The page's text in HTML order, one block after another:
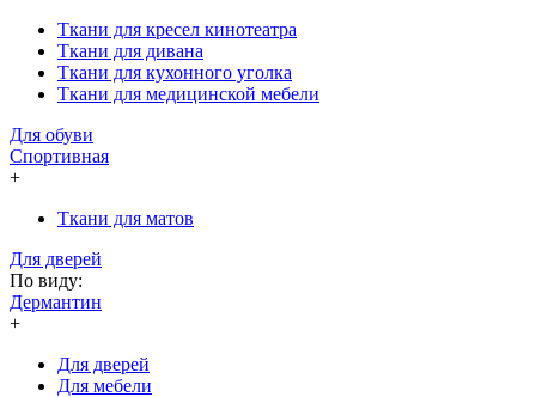
Ткани для кресел кинотеатра
Ткани для дивана
Ткани для кухонного уголка
Ткани для медицинской мебели
Для обуви
Спортивная
+
Ткани для матов
Для дверей
По виду:
Дермантин
+
Для дверей
Для мебели